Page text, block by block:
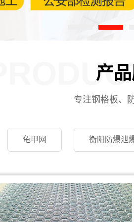
产
专注钢格板、
龟甲网 衡阳防爆泄